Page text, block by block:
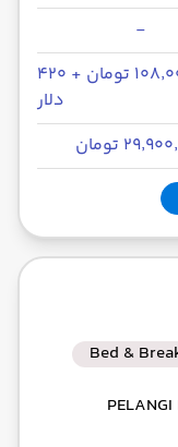
-
۱۰۸٬۰۰۰٬۰۰۰ تومان + ۴۲۰
دلار
تومان
Bed &